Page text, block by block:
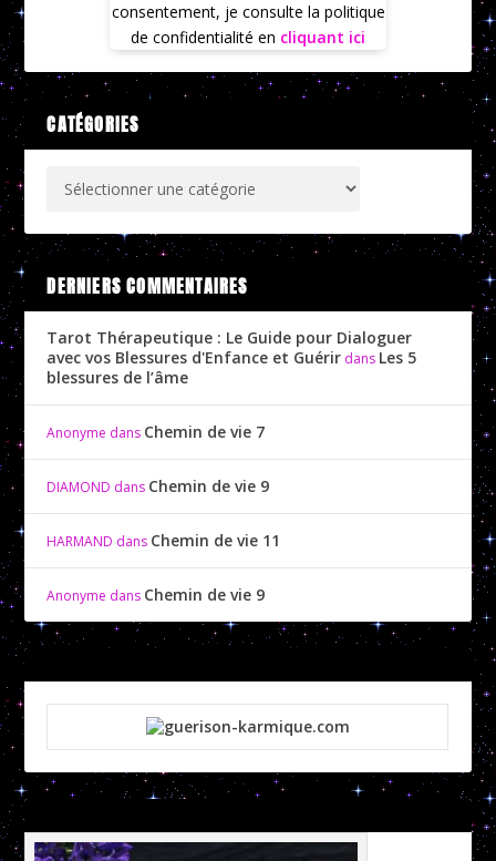
consentement, je consulte la politique
de confidentialité en cliquant ici
CATÉGORIES
DERNIERS COMMENTAIRES
Tarot Thérapeutique : Le Guide pour Dialoguer
avec vos Blessures d'Enfance et Guérir dans Les 5
blessures de l’âme
Anonyme dans Chemin de vie 7
DIAMOND dans Chemin de vie 9
HARMAND dans Chemin de vie 11
Anonyme dans Chemin de vie 9